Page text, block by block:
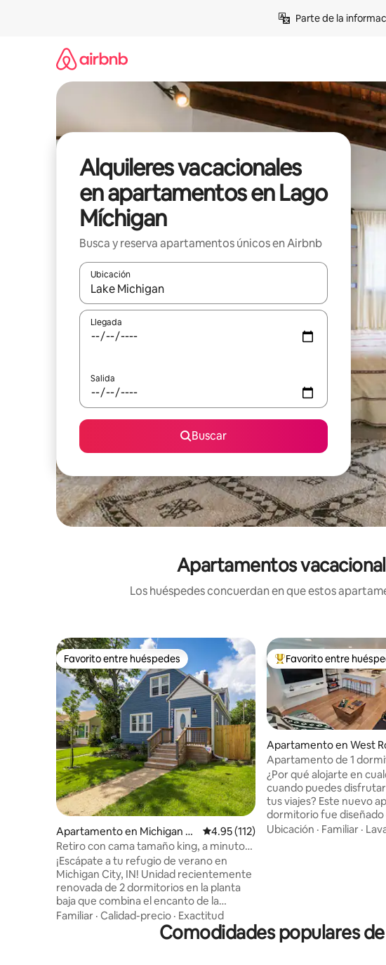
Parte de la
Alquileres vacacionales
en apartamentos en Lago
Míchigan
Busca y reserva apartamentos únicos en Airbnb
Ubicación
Cuando los resultados estén disponibles, navega con las teclas
Llegada
Salida
Buscar
Apartamentos
Los huéspedes concuerdan en que estos
Favorito entre huéspedes
Favorito entre huéspedes
Apartamento en Michigan Ci
ty
Calificación promedio: 4.95 de 5, 112
4.95 (112)
Retiro con cama tamaño king, a minutos
de la playa y las dunas
¡Escápate a tu refugio de verano en
Michigan City, IN! Unidad recientemente
renovada de 2 dormitorios en la planta
baja que combina el encanto de la
década de 1940 con comodidades
modernas (televisor de 70 pulgadas,
chimenea eléctrica). Perfecto para
Familiar · Calidad-precio · Exactitud
Favorito entre
Favorito entre
Apartamento en West
rs Park
Apartamento de 1
confort de lujo con baño
¿Por qué alojarte en
cuando puedes
tus viajes? Este nuevo
dormitorio fue diseñado
elegancia y ofrece
para dormir 3 en total),
garaje, acceso al jardín,
Ubicación · Familiar ·
Comodidades populares